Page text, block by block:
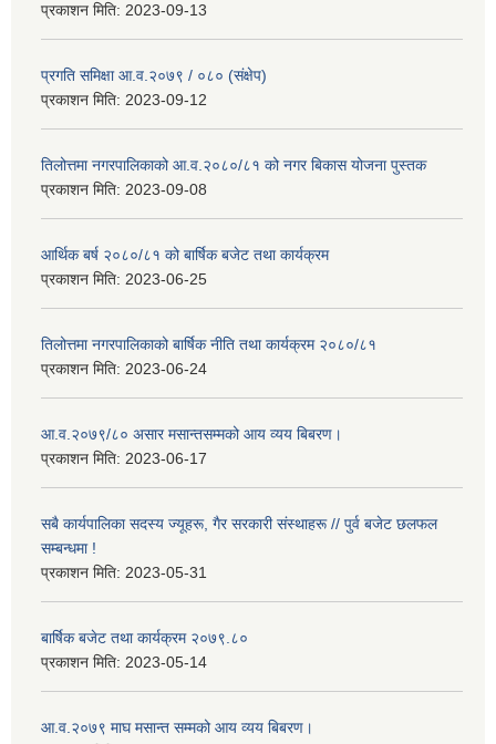
प्रकाशन मिति: 2023-09-13
प्रगति समिक्षा आ.व.२०७९ / ०८० (संक्षेप)
प्रकाशन मिति: 2023-09-12
तिलोत्तमा नगरपालिकाको आ.व.२०८०/८१ को नगर बिकास योजना पुस्तक
प्रकाशन मिति: 2023-09-08
आर्थिक बर्ष २०८०/८१ को बार्षिक बजेट तथा कार्यक्रम
प्रकाशन मिति: 2023-06-25
तिलोत्तमा नगरपालिकाको बार्षिक नीति तथा कार्यक्रम २०८०/८१
प्रकाशन मिति: 2023-06-24
आ.व.२०७९/८० असार मसान्तसम्मको आय व्यय बिबरण।
प्रकाशन मिति: 2023-06-17
सबै कार्यपालिका सदस्य ज्यूहरू, गैर सरकारी संस्थाहरू // पुर्व बजेट छलफल
सम्बन्धमा !
प्रकाशन मिति: 2023-05-31
बार्षिक बजेट तथा कार्यक्रम २०७९.८०
प्रकाशन मिति: 2023-05-14
आ.व.२०७९ माघ मसान्त सम्मको आय व्यय बिबरण।